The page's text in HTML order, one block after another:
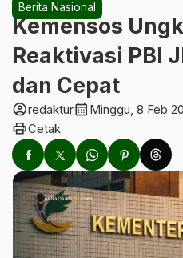
Berita Nasional
Kemensos
Reaktivasi PBI
dan Cepat
account_circleredakturcalendar_month Minggu, 8 Feb
printCetak